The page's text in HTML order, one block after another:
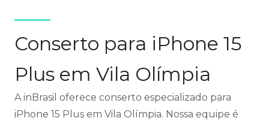
Conserto para iPhone 15
Plus em Vila Olímpia
A inBrasil oferece conserto especializado para
iPhone 15 Plus em Vila Olímpia. Nossa equipe é